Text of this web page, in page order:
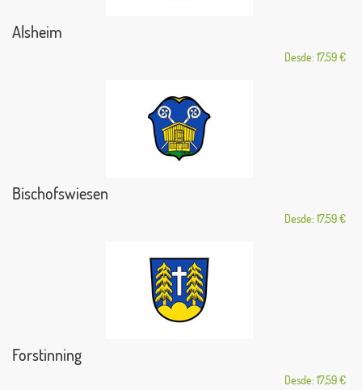
Alsheim
Desde: 17,59 €
Bischofswiesen
Desde: 17,59 €
Forstinning
Desde: 17,59 €